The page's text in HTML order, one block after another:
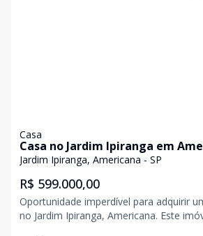
Casa
Casa no Jardim Ipiranga em
Jardim Ipiranga, Americana - SP
R$ 599.000,00
Oportunidade imperdível para adquirir
no Jardim Ipiranga, Americana. Este